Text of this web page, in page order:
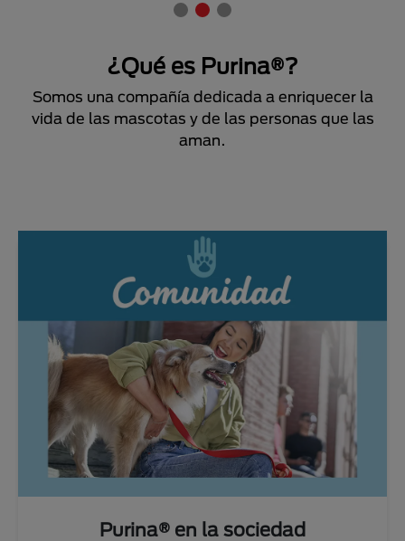
¿Qué es Purina®?
Somos una compañía dedicada a enriquecer la
vida de las mascotas y de las personas que las
aman.
Personas, familia